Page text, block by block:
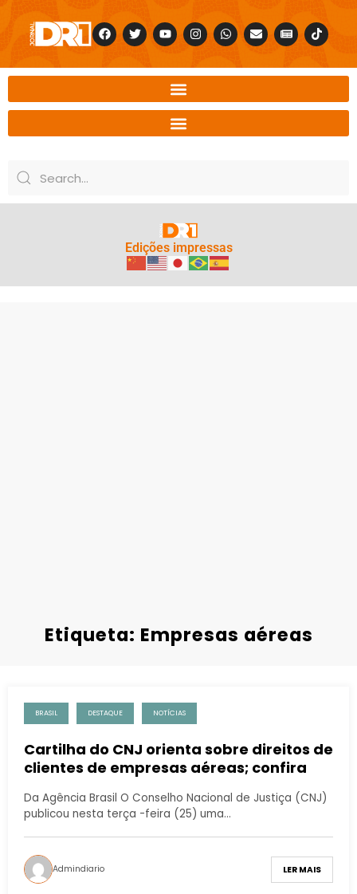
Edições impressas
Etiqueta: Empresas aéreas
BRASIL DESTAQUE NOTÍCIAS
Cartilha do CNJ orienta sobre direitos de
clientes de empresas aéreas; confira
Da Agência Brasil O Conselho Nacional de Justiça (CNJ)
publicou nesta terça -feira (25) uma…
Admindiario LER MAIS